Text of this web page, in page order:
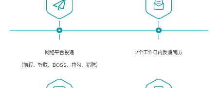
网络平台投递
（前程、智联、BOSS、拉勾、猎聘）
2个工作日内反馈简历